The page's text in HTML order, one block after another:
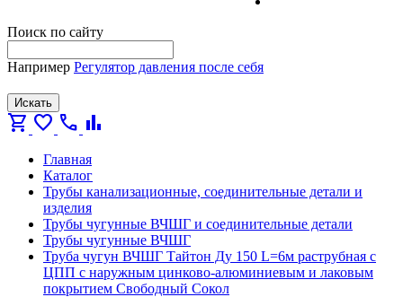
Поиск по сайту
Например Регулятор давления после себя
Искать
shopping_cart favorite call bar_chart
Главная
Каталог
Трубы канализационные, соединительные детали и
изделия
Трубы чугунные ВЧШГ и соединительные детали
Трубы чугунные ВЧШГ
Труба чугун ВЧШГ Тайтон Ду 150 L=6м раструбная с
ЦПП с наружным цинково-алюминиевым и лаковым
покрытием Свободный Сокол